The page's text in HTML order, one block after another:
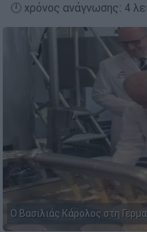
🕛 χρόνος ανάγνωσης: 4
Ο Βασιλιάς Κάρολος στη